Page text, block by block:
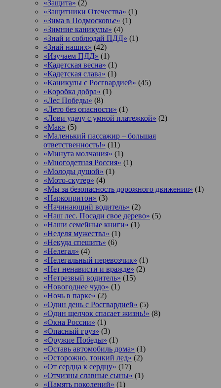
«Защита» (2)
«Защитники Отечества» (1)
«Зима в Подмосковье» (1)
«Зимние каникулы» (4)
«Знай и соблюдай ПДД» (1)
«Знай наших» (42)
«Изучаем ПДД» (1)
«Кадетская весна» (1)
«Кадетская слава» (1)
«Каникулы с Росгвардией» (45)
«Коробка добра» (1)
«Лес Победы» (8)
«Лето без опасности» (1)
«Лови удачу с умной платежкой» (2)
«Мак» (5)
«Маленький пассажир – большая
ответственность!» (11)
«Минута молчания» (1)
«Многодетная Россия» (1)
«Молоды душой» (1)
«Мото-скутер» (4)
«Мы за безопасность дорожного движения» (1)
«Наркопритон» (3)
«Начинающий водитель» (2)
«Наш лес. Посади свое дерево» (5)
«Наши семейные книги» (1)
«Неделя мужества» (1)
«Некуда спешить» (6)
«Нелегал» (4)
«Нелегальный перевозчик» (1)
«Нет ненависти и вражде» (2)
«Нетрезвый водитель» (15)
«Новогоднее чудо» (1)
«Ночь в парке» (2)
«Один день с Росгвардией» (5)
«Один щелчок спасает жизнь!» (8)
«Окна России» (1)
«Опасный груз» (3)
«Оружие Победы» (1)
«Оставь автомобиль дома» (1)
«Осторожно, тонкий лед» (2)
«От сердца к сердцу» (17)
«Отчизны славные сыны» (1)
«Память поколений» (1)